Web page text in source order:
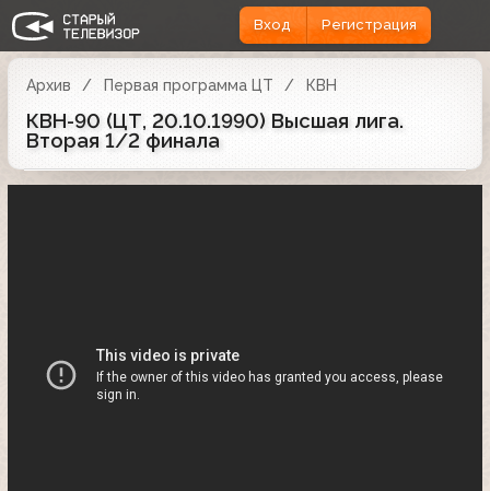
Вход Регистрация
Архив Первая программа ЦТ КВН
КВН-90 (ЦТ, 20.10.1990) Высшая лига.
Вторая 1/2 финала